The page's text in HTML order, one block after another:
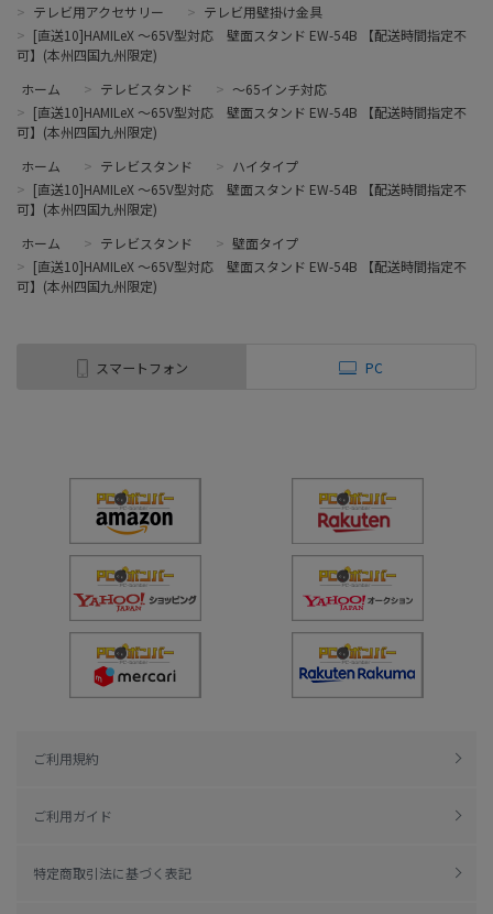
> テレビ用アクセサリー > テレビ用壁掛け金具
> [直送10]HAMILeX ～65V型対応 壁面スタンド EW-54B 【配送時間指定不
可】(本州四国九州限定)
ホーム
> テレビスタンド > ～65インチ対応
> [直送10]HAMILeX ～65V型対応 壁面スタンド EW-54B 【配送時間指定不
可】(本州四国九州限定)
ホーム
> テレビスタンド > ハイタイプ
> [直送10]HAMILeX ～65V型対応 壁面スタンド EW-54B 【配送時間指定不
可】(本州四国九州限定)
ホーム
> テレビスタンド > 壁面タイプ
> [直送10]HAMILeX ～65V型対応 壁面スタンド EW-54B 【配送時間指定不
可】(本州四国九州限定)
スマートフォン PC
ご利用規約
ご利用ガイド
特定商取引法に基づく表記